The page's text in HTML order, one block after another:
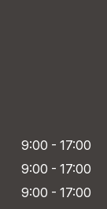
9:00 - 17:00
9:00 - 17:00
9:00 - 17:00